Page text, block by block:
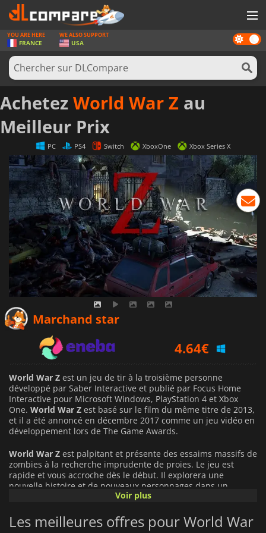
JEUX
CARTES PRÉPAYÉES
LOGICIELS
CONCOURS
MATÉRIEL
NEWS
SE CONNECTER OU S'INSCRIRE
Dark
mode
YOU ARE HERE
FRANCE
WE ALSO SUPPORT
USA
Achetez World War Z au
Meilleur Prix
PC PS4 Switch XboxOne Xbox Series X
Marchand star
4.64€
5.39€
World War Z est un jeu de tir à la troisième personne
développé par Saber Interactive et publié par Focus Home
Interactive pour Microsoft Windows, PlayStation 4 et Xbox
One. World War Z est basé sur le film du même titre de 2013,
et il a été annoncé en décembre 2017 comme un jeu vidéo en
développement lors de The Game Awards.
World War Z est palpitant et présente des essaims massifs de
zombies à la recherche imprudente de proies. Le jeu est
rapide et vous accroche dès le début. Il explorera une
nouvelle histoire et de nouveaux personnages dans un
monde où survivre est la priorité absolue.
spécialement conçues pour les consoles modernes et le PC.
Voir plus
Les meilleures offres pour World War